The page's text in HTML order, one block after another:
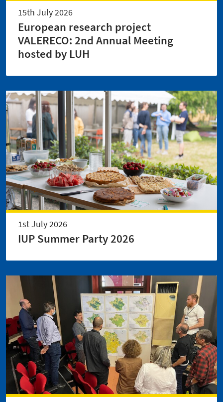
15th July 2026
European research project
VALERECO: 2nd Annual Meeting
hosted by LUH
1st July 2026
IUP Summer Party 2026